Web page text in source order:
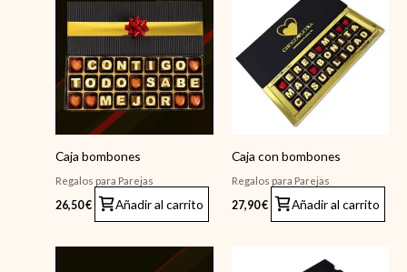
Caja bombones
Regalos para Parejas
26,50€ Añadir al carrito
Caja con bombones
Regalos para Parejas
27,90€ Añadir al carrito